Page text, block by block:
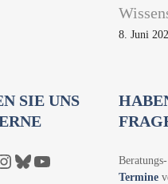
8. Juni
SIE UNS
Bluesky YouTube
Termine